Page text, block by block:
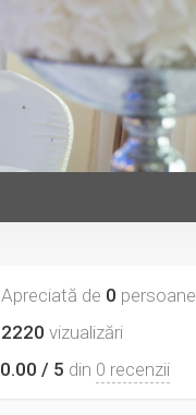
Apreciată de 0 persoane
2220 vizualizări
0.00 / 5 din 0 recenzii